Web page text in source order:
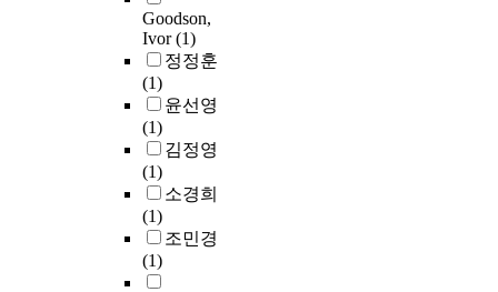
Goodson,
Ivor(1)
정정훈
(1)
윤선영
(1)
김정영
(1)
소경희
(1)
조민경
(1)